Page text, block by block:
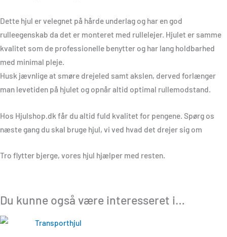
Dette hjul er velegnet på hårde underlag og har en god
rulleegenskab da det er monteret med rullelejer. Hjulet er samme
kvalitet som de professionelle benytter og har lang holdbarhed
med minimal pleje.
Husk jævnlige at smøre drejeled samt akslen, derved forlænger
man levetiden på hjulet og opnår altid optimal rullemodstand.
Hos Hjulshop.dk får du altid fuld kvalitet for pengene. Spørg os
næste gang du skal bruge hjul, vi ved hvad det drejer sig om
Tro flytter bjerge, vores hjul hjælper med resten.
Du kunne også være interesseret i…